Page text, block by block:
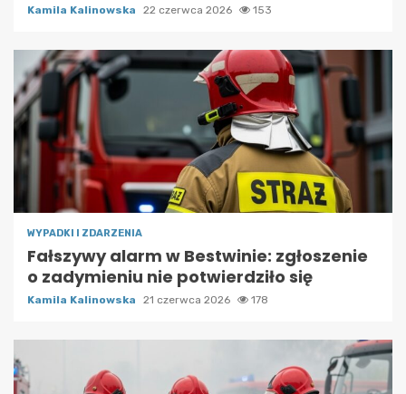
Kamila Kalinowska 22 czerwca 2026 153
WYPADKI I ZDARZENIA
Fałszywy alarm w Bestwinie: zgłoszenie
o zadymieniu nie potwierdziło się
Kamila Kalinowska 21 czerwca 2026 178